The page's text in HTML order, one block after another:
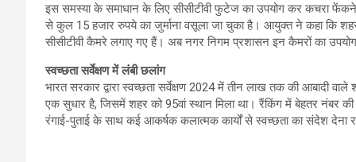
इस समस्या के समाधान के लिए सीसीटीवी फुटेज का उपयोग कर कचरा
से कुल 15 हजार रुपये का जुर्माना वसूला जा चुका है। आयुक्त ने कहा कि शहर
सीसीटीवी कैमरे लगाए गए हैं। अब नगर निगम प्रशासन इन कैमरों का उपयोग
स्वच्छता सर्वेक्षण में लंबी छलांग
भारत सरकार द्वारा स्वच्छता सर्वेक्षण 2024 में तीन लाख तक की आबादी
एक सुधार है, जिसमें शहर को 95वां स्थान मिला था। रैंकिंग में बेहतर नंबर
रंगाई-पुताई के साथ कई आकर्षक कलात्मक कार्यों से स्वच्छता का संदेश देना